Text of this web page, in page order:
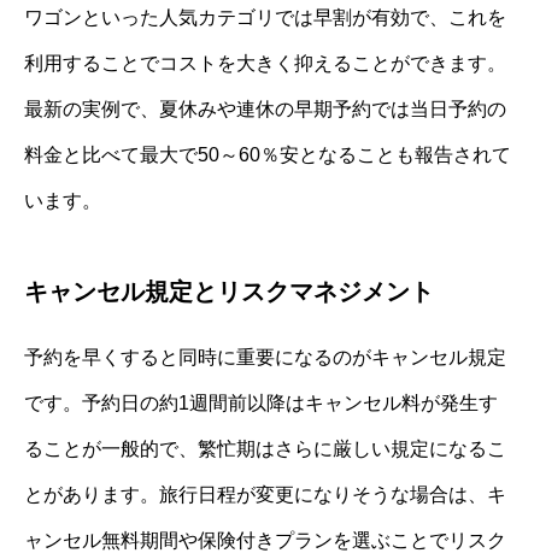
ワゴンといった人気カテゴリでは早割が有効で、これを
利用することでコストを大きく抑えることができます。
最新の実例で、夏休みや連休の早期予約では当日予約の
料金と比べて最大で50～60％安となることも報告されて
います。
キャンセル規定とリスクマネジメント
予約を早くすると同時に重要になるのがキャンセル規定
です。予約日の約1週間前以降はキャンセル料が発生す
ることが一般的で、繁忙期はさらに厳しい規定になるこ
とがあります。旅行日程が変更になりそうな場合は、キ
ャンセル無料期間や保険付きプランを選ぶことでリスク